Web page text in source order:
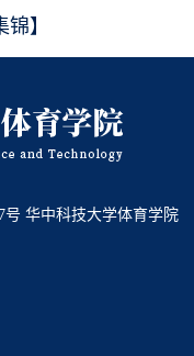
】
华中科技大学体育学院